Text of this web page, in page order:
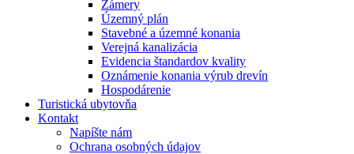
Zámery
Územný plán
Stavebné a územné konania
Verejná kanalizácia
Evidencia štandardov kvality
Oznámenie konania výrub drevín
Hospodárenie
Turistická ubytovňa
Kontakt
Napíšte nám
Ochrana osobných údajov